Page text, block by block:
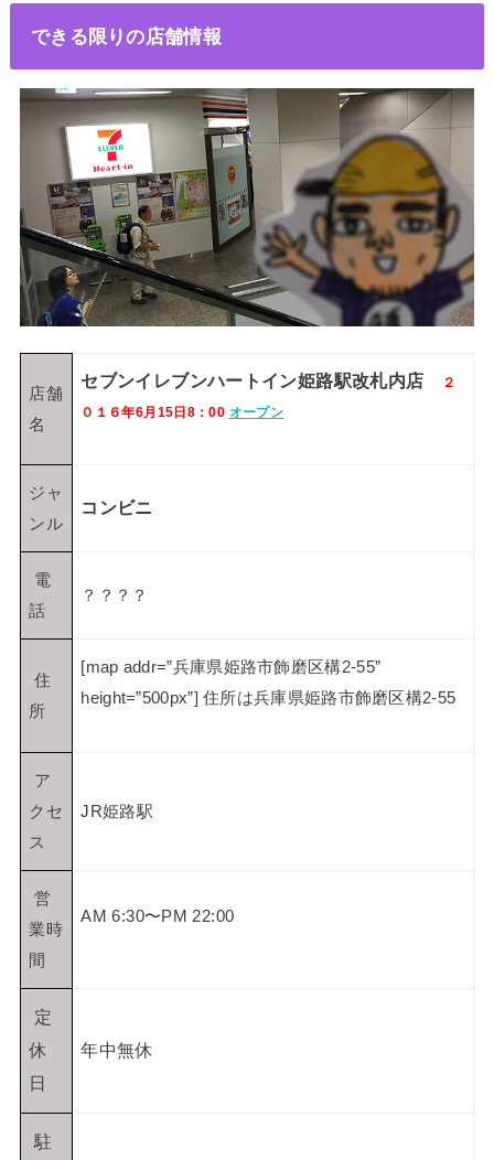
できる限りの店舗情報
店舗
名
セブンイレブンハートイン姫路駅改札内店
２
０１６年6月15日8：00 オープン
ジャ
ンル
コンビニ
電
話
？？？？
住
所
[map addr=”兵庫県姫路市飾磨区構2-55”
height=”500px”] 住所は兵庫県姫路市飾磨区構2-55
ア
クセ
ス
JR姫路駅
営
業時
間
AM 6:30〜PM 22:00
定
休
日
年中無休
駐